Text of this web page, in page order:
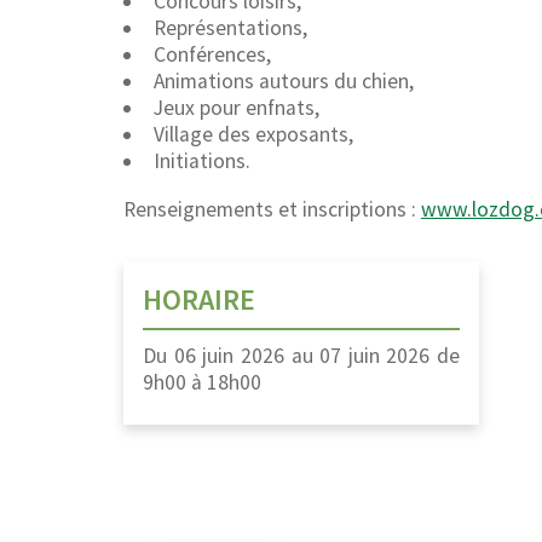
Représentations,
Conférences,
Animations autours du chien,
Jeux pour enfnats,
Village des exposants,
Initiations.
Renseignements et inscriptions :
HORAIRE
Du 06 juin 2026au 07 juin 2026 de
9h00 à 18h00